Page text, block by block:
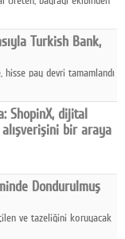
Turkish Bank,
hisse pay devri tamamlandı
Bank A.Ş.” olmasına
ShopinX, dijital
bir araya
arasında köprü
pazarlara açılıyor.
Dondurulmuş
ve tazeliğini koruyacak